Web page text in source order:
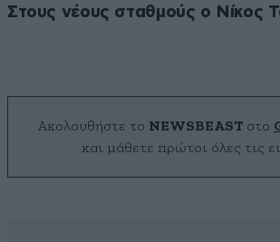
Στους νέους σταθμούς ο Νίκος
Ακολουθήστε το NEWSBEAST στο
και μάθετε πρώτοι όλες τις